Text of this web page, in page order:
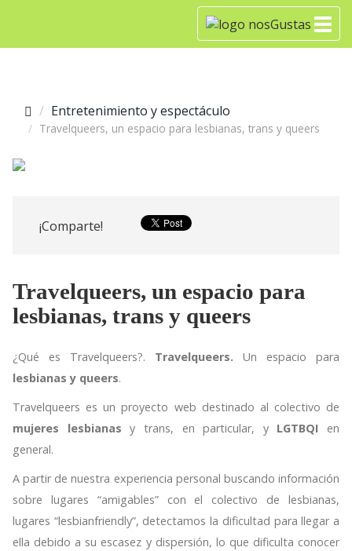
Entretenimiento y espectáculo
Travelqueers, un espacio para lesbianas, trans y queers
¡Comparte!
Travelqueers, un espacio para
lesbianas, trans y queers
¿Qué es Travelqueers?. Travelqueers. Un espacio para
lesbianas y queers.
Travelqueers es un proyecto web destinado al colectivo de
mujeres lesbianas y trans, en particular, y LGTBQI en
general.
A partir de nuestra experiencia personal buscando información
sobre lugares “amigables” con el colectivo de lesbianas,
lugares “lesbianfriendly”, detectamos la dificultad para llegar a
ella debido a su escasez y dispersión, lo que dificulta conocer